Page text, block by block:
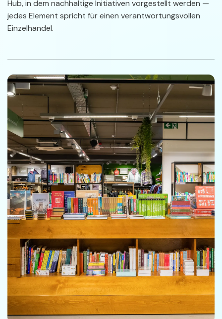
Hub, in dem nachhaltige Initiativen vorgestellt werden —
jedes Element spricht für einen verantwortungsvollen
Einzelhandel.